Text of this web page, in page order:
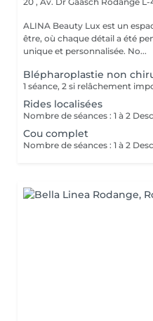
ALINA Beauty Lux est un
être, où chaque détail a été
unique et personnalisée. No...
Blépharoplastie non
Rides localisées
Cou complet